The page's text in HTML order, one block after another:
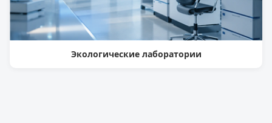
Экологические лаборатории